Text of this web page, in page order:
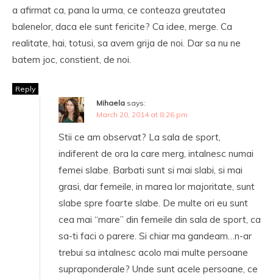
a afirmat ca, pana la urma, ce conteaza greutatea
balenelor, daca ele sunt fericite? Ca idee, merge. Ca
realitate, hai, totusi, sa avem grija de noi. Dar sa nu ne
batem joc, constient, de noi.
Reply
Mihaela says:
March 20, 2014 at 8:26 pm
Stii ce am observat? La sala de sport,
indiferent de ora la care merg, intalnesc numai
femei slabe. Barbati sunt si mai slabi, si mai
grasi, dar femeile, in marea lor majoritate, sunt
slabe spre foarte slabe. De multe ori eu sunt
cea mai “mare” din femeile din sala de sport, ca
sa-ti faci o parere. Si chiar ma gandeam…n-ar
trebui sa intalnesc acolo mai multe persoane
supraponderale? Unde sunt acele persoane, ce